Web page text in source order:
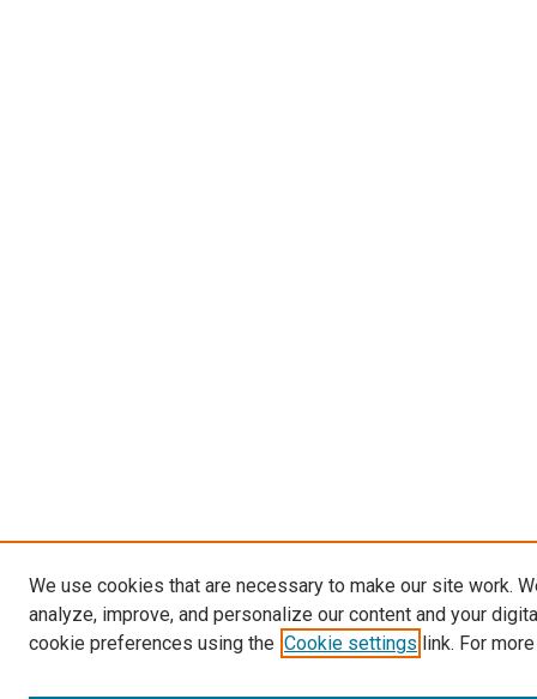
We use cookies that are necessary to make our site work.
analyze, improve, and personalize our content and your
cookie preferences using the Cookie settings link. For